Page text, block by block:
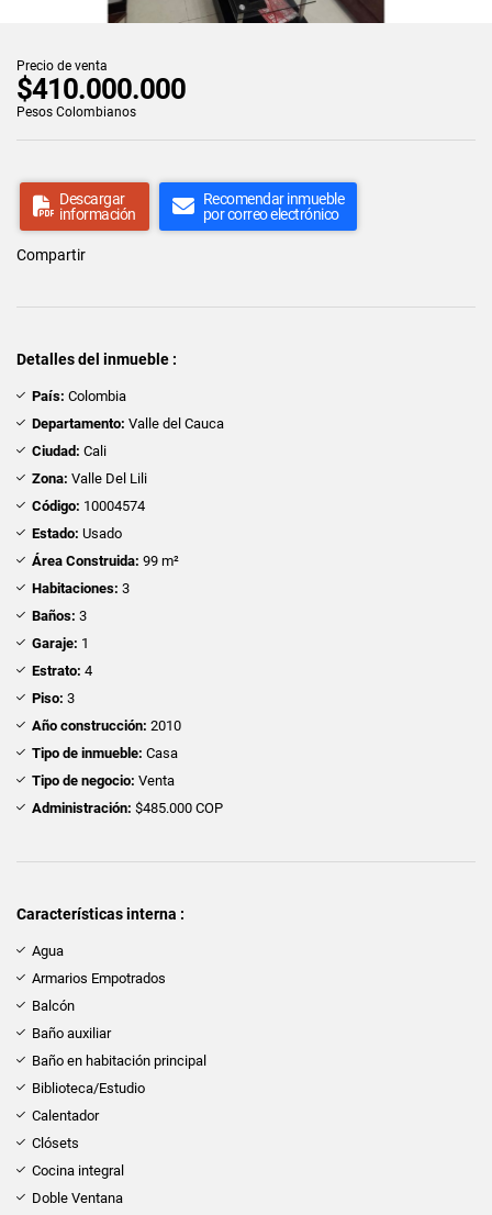
Precio de venta
$410.000.000
Pesos Colombianos
Descargar
información
Recomendar inmueble
por correo electrónico
Compartir
Detalles del inmueble :
País: Colombia
Departamento: Valle del Cauca
Ciudad: Cali
Zona: Valle Del Lili
Código: 10004574
Estado: Usado
Área Construida: 99 m²
Habitaciones: 3
Baños: 3
Garaje: 1
Estrato: 4
Piso: 3
Año construcción: 2010
Tipo de inmueble: Casa
Tipo de negocio: Venta
Administración: $485.000 COP
Características interna :
Agua
Armarios Empotrados
Balcón
Baño auxiliar
Baño en habitación principal
Biblioteca/Estudio
Calentador
Clósets
Cocina integral
Doble Ventana